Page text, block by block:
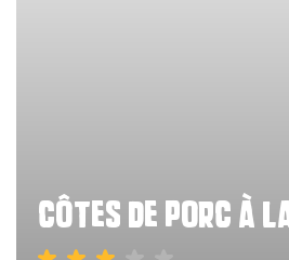
côtes de porc à